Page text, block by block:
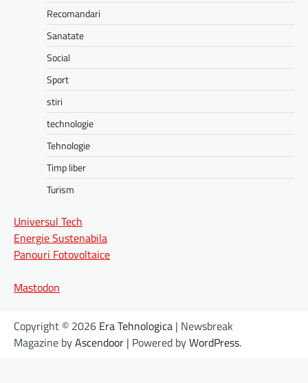
Recomandari
Sanatate
Social
Sport
stiri
technologie
Tehnologie
Timp liber
Turism
Universul Tech
Energie Sustenabila
Panouri Fotovoltaice
Mastodon
Copyright © 2026 Era Tehnologica | Newsbreak
Magazine byAscendoor | Powered byWordPress.